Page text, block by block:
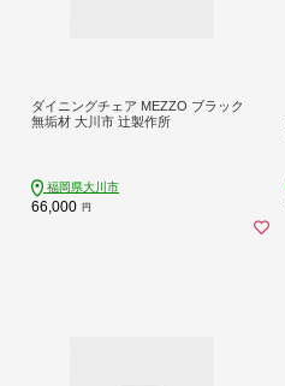
ダイニングチェア MEZZO ブラック
無垢材 大川市 辻製作所
福岡県大川市
66,000 円